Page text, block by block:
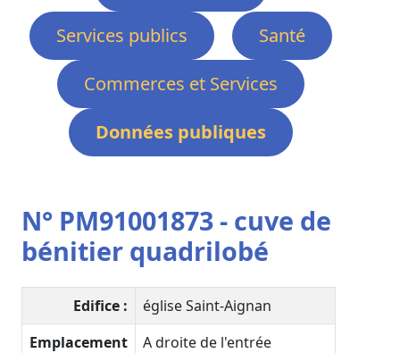
Services publics
Santé
Commerces et Services
Données publiques
N° PM91001873 - cuve de
bénitier quadrilobé
Edifice :
église Saint-Aignan
Emplacement
A droite de l'entrée